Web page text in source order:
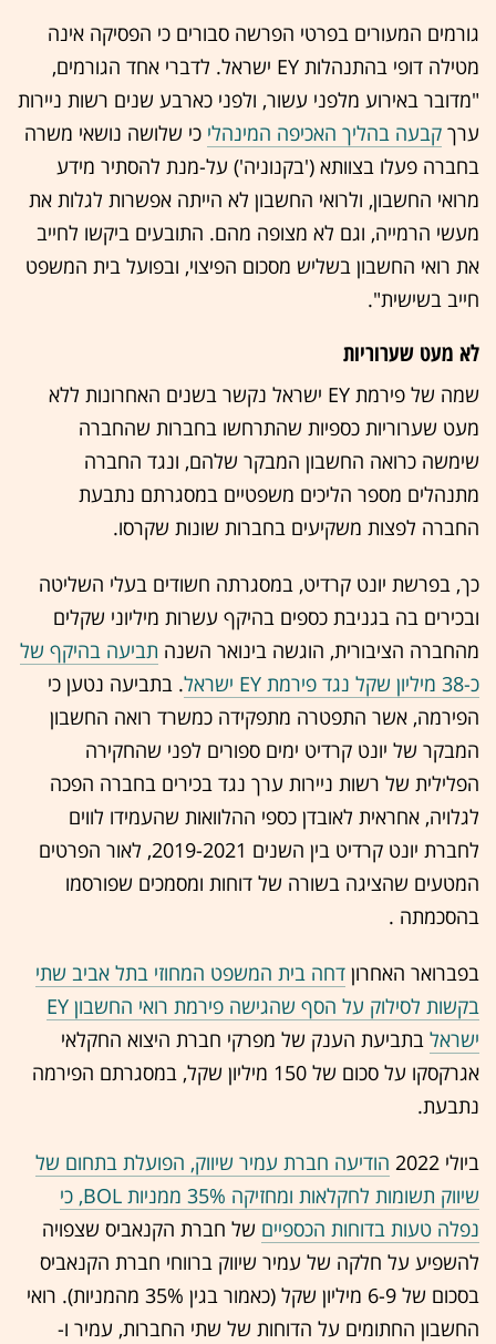
גורמים המעורים בפרטי הפרשה סבורים כי הפסיקה אינה
מטילה דופי בהתנהלות EY ישראל. לדברי אחד הגורמים,
"מדובר באירוע מלפני עשור, ולפני כארבע שנים ⁠רשות ניירות
ערך קבעה בהליך האכיפה המינהלי כי שלושה נושאי משרה
בחברה פעלו בצוותא ('בקנוניה') על-מנת להסתיר מידע
מרואי החשבון, ולרואי החשבון לא הייתה אפשרות לגלות את
מעשי הרמייה, וגם לא מצופה מהם. ⁠התובעים ביקשו לחייב
את רואי החשבון בשליש מסכום הפיצוי, ובפועל בית המשפט
חייב בשישית".
לא מעט שערוריות
שמה של פירמת EY ישראל נקשר בשנים האחרונות ללא
מעט שערוריות כספיות שהתרחשו בחברות שהחברה
שימשה כרואה החשבון המבקר שלהם, ונגד החברה
מתנהלים מספר הליכים משפטיים במסגרתם נתבעת
החברה לפצות משקיעים בחברות שונות שקרסו.
כך, בפרשת יונט קרדיט, במסגרתה חשודים בעלי השליטה
ובכירים בה בגניבת כספים בהיקף עשרות מיליוני שקלים
מהחברה הציבורית, הוגשה בינואר השנה תביעה בהיקף של
כ-38 מיליון שקל נגד פירמת EY ישראל
. בתביעה נטען כי
הפירמה, אשר התפטרה מתפקידה כמשרד רואה החשבון
המבקר של יונט קרדיט ימים ספורים לפני שהחקירה
הפלילית של רשות ניירות ערך נגד בכירים בחברה הפכה
לגלויה, אחראית לאובדן כספי ההלוואות שהעמידו לווים
לחברת יונט קרדיט בין השנים 2019-2021, לאור הפרטים
המטעים שהציגה בשורה של דוחות ומסמכים שפורסמו
בהסכמתה .
בפברואר האחרון דחה בית המשפט המחוזי בתל אביב שתי
בקשות לסילוק על הסף שהגישה פירמת רואי החשבון EY
ישראל בתביעת הענק של מפרקי חברת היצוא החקלאי
אגרקסקו על סכום של 150 מיליון שקל, במסגרתם הפירמה
נתבעת.
ביולי 2022
הודיעה חברת עמיר שיווק, הפועלת בתחום של
שיווק תשומות לחקלאות ומחזיקה 35% ממניות BOL, כי
נפלה טעות בדוחות הכספיים של חברת הקנאביס שצפויה
להשפיע על חלקה של עמיר שיווק ברווחי חברת הקנאביס
בסכום של 6-9 מיליון שקל (כאמור בגין 35% מהמניות). רואי
החשבון החתומים על הדוחות של שתי החברות, עמיר ו-